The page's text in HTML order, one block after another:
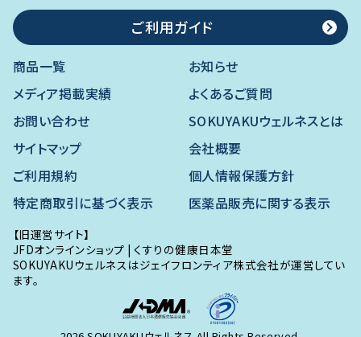
ご利用ガイド
商品一覧
お知らせ
メディア掲載実績
よくあるご質問
お問い合わせ
SOKUYAKUウェルネスとは
サイトマップ
会社概要
ご利用規約
個人情報保護方針
特定商取引に基づく表示
医薬品販売に関する表示
【旧運営サイト】
JFDオンラインショップ |くすりの健康日本堂
SOKUYAKUウェルネスはジェイフロンティア株式会社が運営してい
ます。